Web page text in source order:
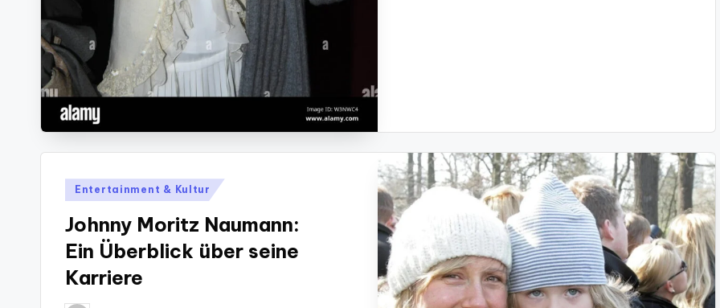
Posted
Entertainment & Kultur
Johnny Moritz Naumann:
Ein Überblick über seine
Karriere